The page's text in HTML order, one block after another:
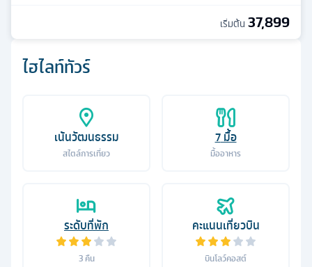
ไฮไลท์ทัวร์
เน้นวัฒนธรรม
สไตล์การเที่ยว
7มื้อ
มื้ออาหาร
ระดับที่พัก
3คืน
คะแนนเที่ยวบิน
บินโลว์คอสต์
เริ่มต้น 37,899